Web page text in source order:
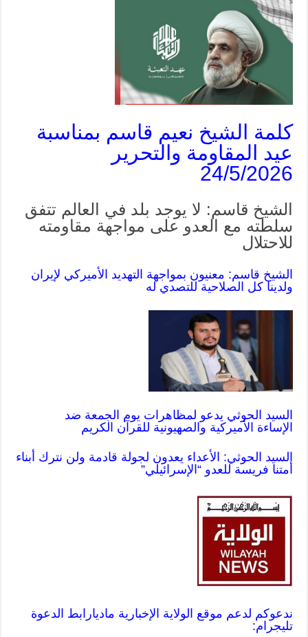
كلمة الشيخ نعيم قاسم بمناسبة
عيد المقاومة والتحرير
24/5/2026
الشيخ قاسم: لا يوجد بلد في العالم تتفق
سلطته مع العدو على مواجهة مقاومته
للاحتلال
الشيخ قاسم: معنيون بمواجهة التهديد الأميركي لإيران
ولدينا كل الصلاحية للتصدي له
السيد الحوثي يدعو لمظاهرات يوم الجمعة ضد
الإساءة الأميركية والصهيونية للقرآن الكريم
السيد الحوثي: الأعداء يعدون لجولة قادمة ولن نترك أبناء
أمتنا فريسة للعدو “الإسرائيلي”
ندعوكم لدعم موقع الولاية الإخبارية ماديارابط الدعوة
تليجرام: